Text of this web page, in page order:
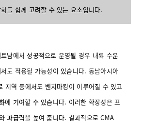
를 함께 고려할 수 있는 요소입니다.
남에서 성공적으로 운영될 경우 내륙 수운
도 적용될 가능성이 있습니다. 동남아시아
지역 등에서도 벤치마킹이 이루어질 수 있고
에 기여할 수 있습니다. 이러한 확장성은 프
파급력을 높여 줍니다. 결과적으로 CMA